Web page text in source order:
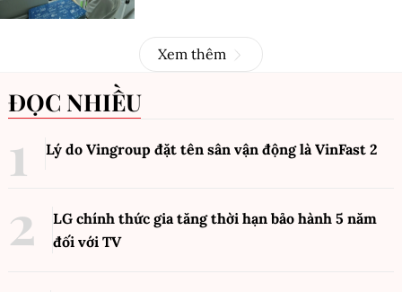
Xem thêm
ĐỌC NHIỀU
Lý do Vingroup đặt tên sân vận động là VinFast 2
LG chính thức gia tăng thời hạn bảo hành 5 năm
đối với TV